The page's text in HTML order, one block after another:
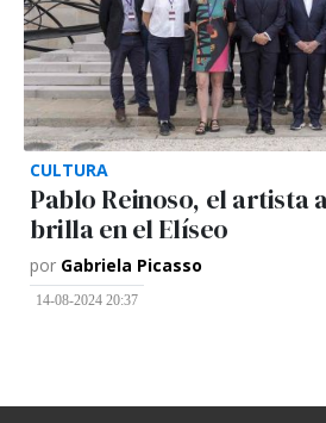
CULTURA
Pablo Reinoso, el artista
brilla en el Elíseo
por Gabriela Picasso
14-08-2024 20:37